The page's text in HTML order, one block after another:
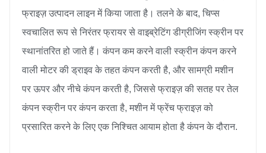
फ्राइज़ उत्पादन लाइन में किया जाता है। तलने के बाद, चिप्स
स्वचालित रूप से निरंतर फ्रायर से वाइब्रेटिंग डीग्रीजिंग स्क्रीन पर
स्थानांतरित हो जाते हैं। कंपन कम करने वाली स्क्रीन कंपन करने
वाली मोटर की ड्राइव के तहत कंपन करती है, और सामग्री मशीन
पर ऊपर और नीचे कंपन करती है, जिससे फ्राइज़ की सतह पर तेल
कंपन स्क्रीन पर कंपन करता है, मशीन में फ्रेंच फ्राइज़ को
प्रसारित करने के लिए एक निश्चित आयाम होता है कंपन के दौरान.